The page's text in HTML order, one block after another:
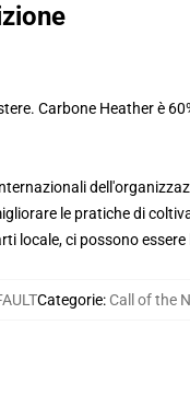
Carbone Heather è
le pratiche di
locale, ci possono
Categorie: Call of the